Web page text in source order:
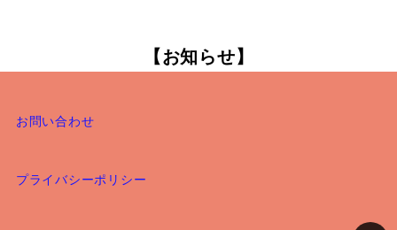
【お知らせ】
お問い合わせ
プライバシーポリシー